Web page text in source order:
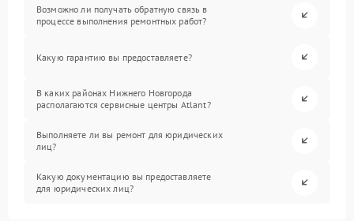
Возможно ли получать обратную связь в
процессе выполнения ремонтных работ?
Какую гарантию вы предоставляете?
В каких районах Нижнего Новгорода
располагаются сервисные центры Atlant?
Выполняете ли вы ремонт для юридических
лиц?
Какую документацию вы предоставляете
для юридических лиц?